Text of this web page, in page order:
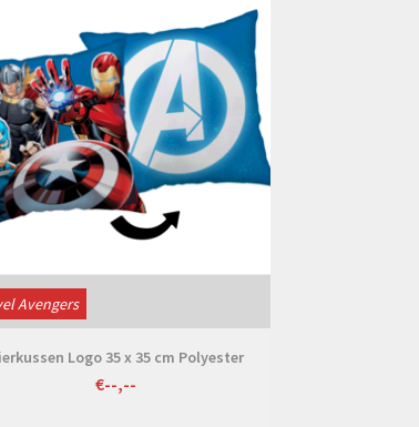
Avengers
Logo 35 x 35 cm Polyester
€--,--